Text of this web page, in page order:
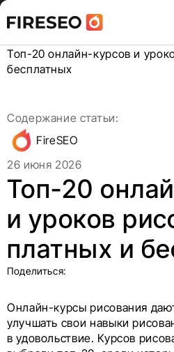
Skip
toСсылки
хлебных
крошек
Ссылки
хлебных
крошек
Где взять бесплатные
Топ-20 онлайн-курсов и
бесплатных
Содержание статьи:
FireSEO
26 июня 2026
Топ-20
и уроков
платных и
Поделиться:
Онлайн-курсы рисования
улучшать свои навыки
в удовольствие. Курсов